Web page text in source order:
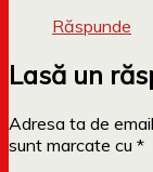
Răspunde
Lasă un
Adresa ta de
sunt marcate cu *